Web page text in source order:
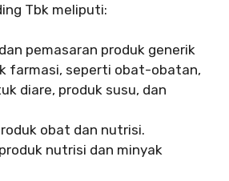
Tbk meliputi:
pemasaran produk generik
farmasi, seperti obat-obatan,
diare, produk susu, dan
obat dan nutrisi.
nutrisi dan minyak